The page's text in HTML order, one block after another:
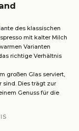
des klassischen
mit kalter Milch
Varianten
richtige Verhältnis
großen Glas serviert,
sind. Dies trägt zur
Genuss für die